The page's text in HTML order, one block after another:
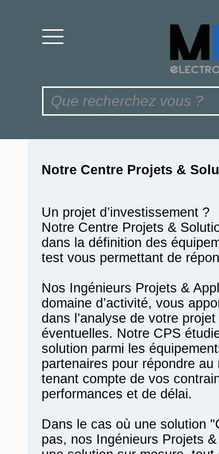
Notre Centre Projets &
Un projet d’investissement ?
Notre Centre Projets &
dans la définition des
test vous permettant de
Nos Ingénieurs Projets &
domaine d’activité, vous
dans l’analyse de votre
éventuelles. Notre CPS
solution parmi les
partenaires pour répondre
tenant compte de vos
performances et de délai.
Dans le cas où une solution
pas, nos Ingénieurs Projets